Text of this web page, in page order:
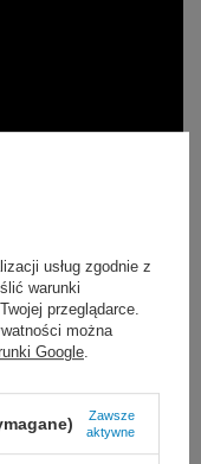
być wskazana
Maksymalny
7 dni.
dotrze do
usług zgodnie z
warunki
przeglądarce.
można
Google.
Zawsze
aktywne